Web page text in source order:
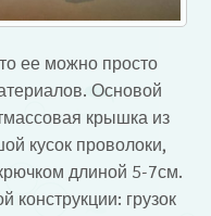
ее можно просто
Основой
крышка из
кусок проволоки,
длиной 5-7см.
конструкции: грузок